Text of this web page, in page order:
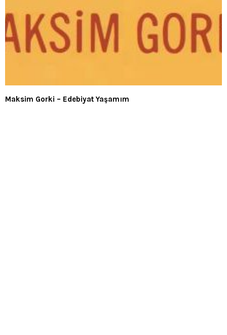
Maksim Gorki – Edebiyat Yaşamım